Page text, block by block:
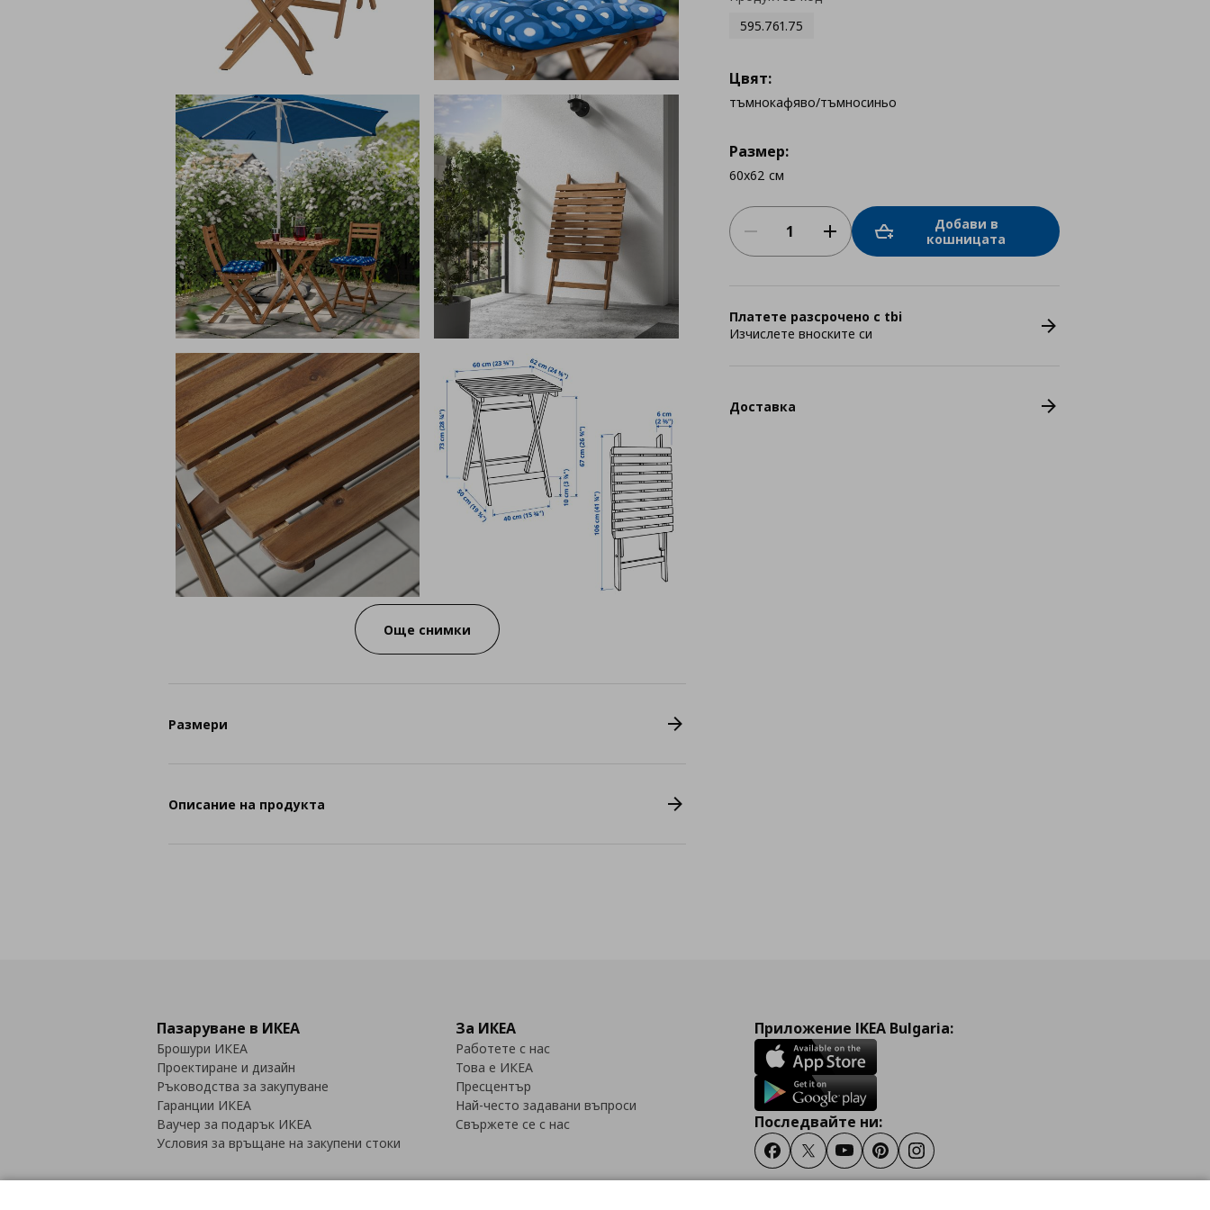
Още снимки
595.761.75
Цвят:
тъмнокафяво/тъмносиньо
Размер:
60x62 см
Добави в
кошницата
Платете разсрочено с tbi
Изчислете вноските си
Доставка
Размери
Описание на продукта
Пазаруване в ИКЕА
Брошури ИКЕА
Проектиране и дизайн
Ръководства за закупуване
Гаранции ИКЕА
Ваучер за подарък ИКЕА
Условия за връщане на закупени стоки
За ИКЕА
Работете с нас
Това е ИКЕА
Пресцентър
Най-често задавани въпроси
Свържете се с нас
Приложение IKEA Bulgaria:
Последвайте ни:
FacebookTwitterYoutubePinterestInstagram